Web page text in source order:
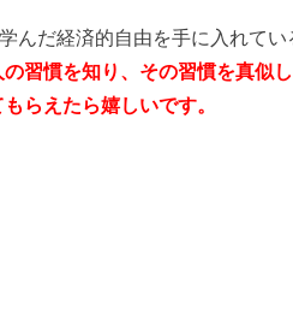
んだ経済的自由を手に入れて
の習慣を知り、その習慣を真似
らえたら嬉しいです。